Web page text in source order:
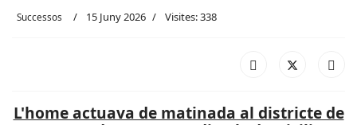
Successos 15 Juny 2026 Visites: 338
L'home actuava de matinada al districte de